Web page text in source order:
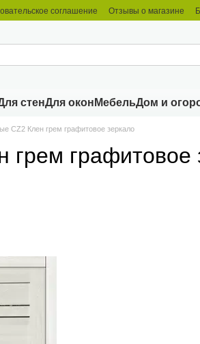
соглашение Отзывы о магазине
стенДля окон МебельДом и
CZ2 Клен грем графитовое зеркало
графитовое